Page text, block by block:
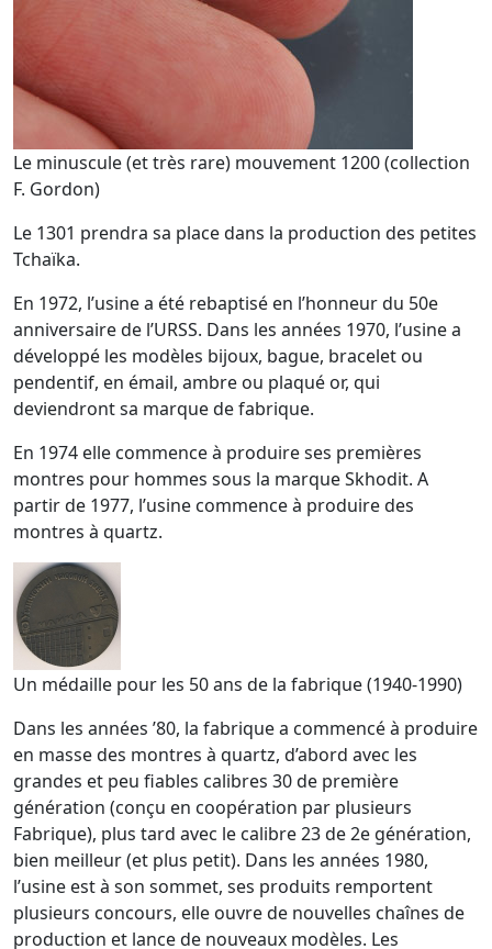
Le minuscule (et très rare) mouvement 1200 (collection
F. Gordon)
Le 1301 prendra sa place dans la production des petites
Tchaïka.
En 1972, l’usine a été rebaptisé en l’honneur du 50e
anniversaire de l’URSS. Dans les années 1970, l’usine a
développé les modèles bijoux, bague, bracelet ou
pendentif, en émail, ambre ou plaqué or, qui
deviendront sa marque de fabrique.
En 1974 elle commence à produire ses premières
montres pour hommes sous la marque Skhodit. A
partir de 1977, l’usine commence à produire des
montres à quartz.
Un médaille pour les 50 ans de la fabrique (1940-1990)
Dans les années ’80, la fabrique a commencé à produire
en masse des montres à quartz, d’abord avec les
grandes et peu fiables calibres 30 de première
génération (conçu en coopération par plusieurs
Fabrique), plus tard avec le calibre 23 de 2e génération,
bien meilleur (et plus petit). Dans les années 1980,
l’usine est à son sommet, ses produits remportent
plusieurs concours, elle ouvre de nouvelles chaînes de
production et lance de nouveaux modèles. Les